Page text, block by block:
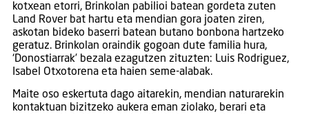
kotxean etorri, Brinkolan pabilioi batean gordeta zuten
Land Rover bat hartu eta mendian gora joaten ziren,
askotan bideko baserri batean butano bonbona hartzeko
geratuz. Brinkolan oraindik gogoan dute familia hura,
‘Donostiarrak’ bezala ezagutzen zituzten: Luis Rodriguez,
Isabel Otxotorena eta haien seme-alabak.
Maite oso eskertuta dago aitarekin, mendian naturarekin
kontaktuan bizitzeko aukera eman ziolako, berari eta